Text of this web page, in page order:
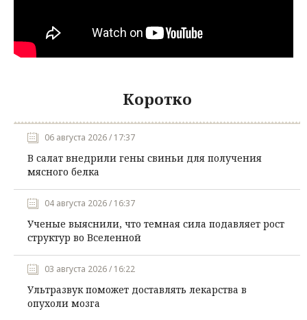
Коротко
06 августа 2026 / 17:37
В салат внедрили гены свиньи для получения
мясного белка
04 августа 2026 / 16:37
Ученые выяснили, что темная сила подавляет рост
структур во Вселенной
03 августа 2026 / 16:22
Ультразвук поможет доставлять лекарства в
опухоли мозга